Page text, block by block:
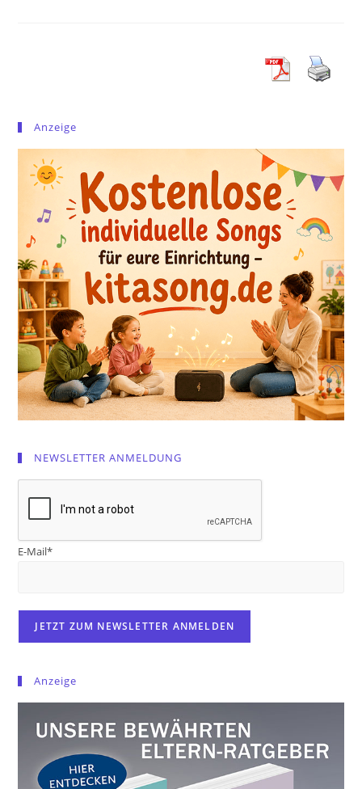
Anzeige
NEWSLETTER ANMELDUNG
E-Mail*
Anzeige